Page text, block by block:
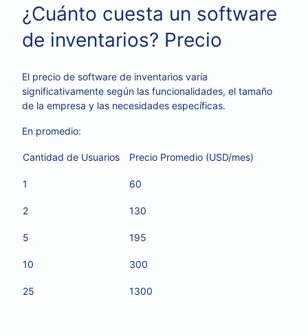
¿Cuánto cuesta un software
de inventarios? Precio
El precio de software de inventarios varía
significativamente según las funcionalidades, el tamaño
de la empresa y las necesidades específicas.
En promedio:
Cantidad de Usuarios Precio Promedio (USD/mes)
1 60
2 130
5 195
10 300
25 1300